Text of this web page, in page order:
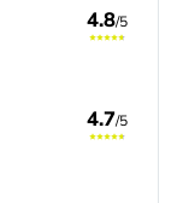
4.8/5
4.7/5